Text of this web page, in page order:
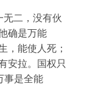
无二，没有伙
确是万能
，能使人死；
安拉。国权只
事是全能